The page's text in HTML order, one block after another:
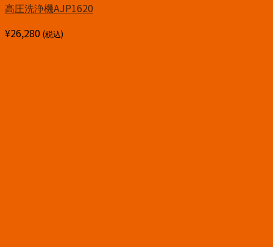
高圧洗浄機AJP1620
¥26,280 (税込)